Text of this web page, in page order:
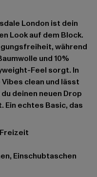
London ist dein
Look auf dem Block.
während
und 10%
Feel sorgt. In
clean und lässt
deinen neuen Drop
echtes Basic, das
Einschubtaschen